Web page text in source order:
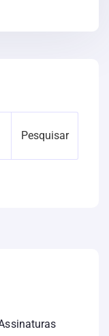
Pesquisar